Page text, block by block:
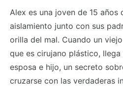
Alex es una joven de 15 años
aislamiento junto con sus
orilla del mal. Cuando un
que es cirujano plástico,
esposa e hijo, un secreto
cruzarse con las verdaderas